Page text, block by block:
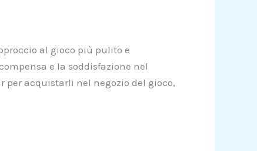
al gioco più pulito e
e la soddisfazione nel
per acquistarli nel negozio del gioco,